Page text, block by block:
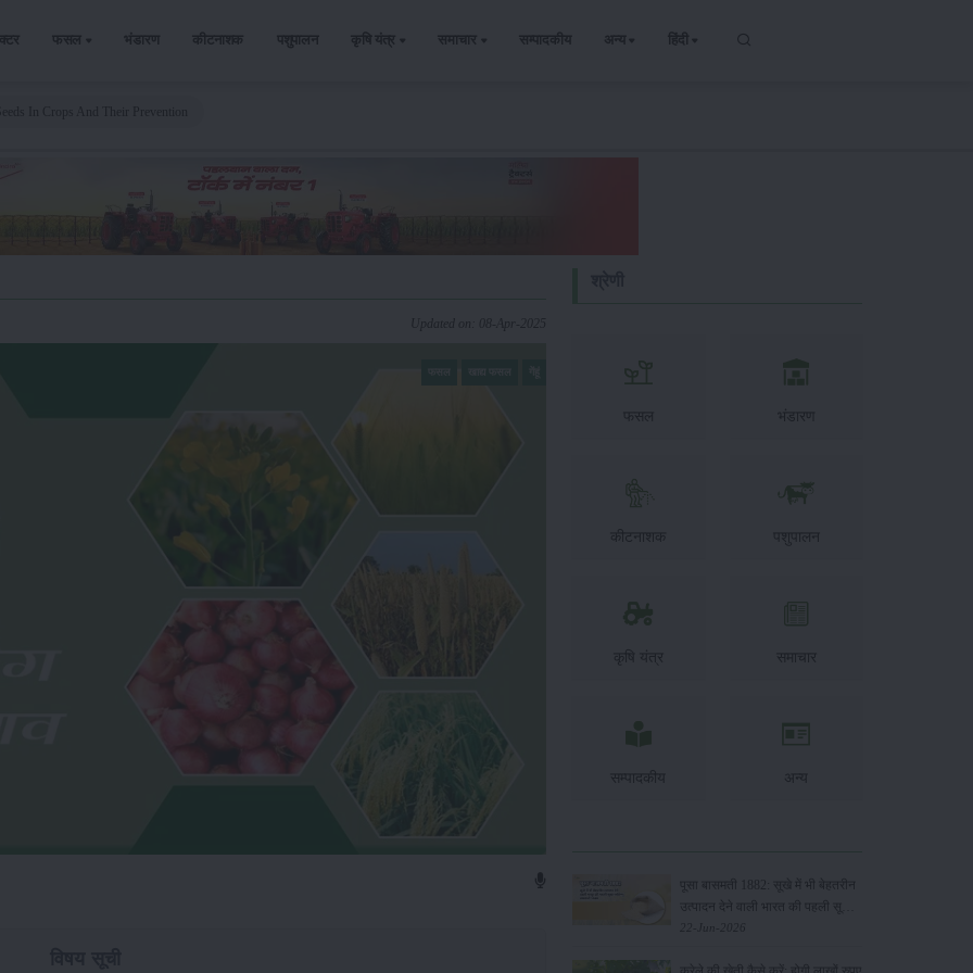
फसल भंडारण कीटनाशक पशुपालन कृषि यंत्र समाचार सम्पादकीय अन्य हिंदी
Updated on: 08-Apr-2025
फसल भंडारण
कीटनाशक पशुपालन
कृषि यंत्र समाचार
सम्पादकीय अन्य
पूसा बासमती 1882: सूखे में भी बेहतरीन
उत्पादन देने वाली भारत की पहली सूखा-
सहिष्णु बासमती किस्म
22-Jun-2026